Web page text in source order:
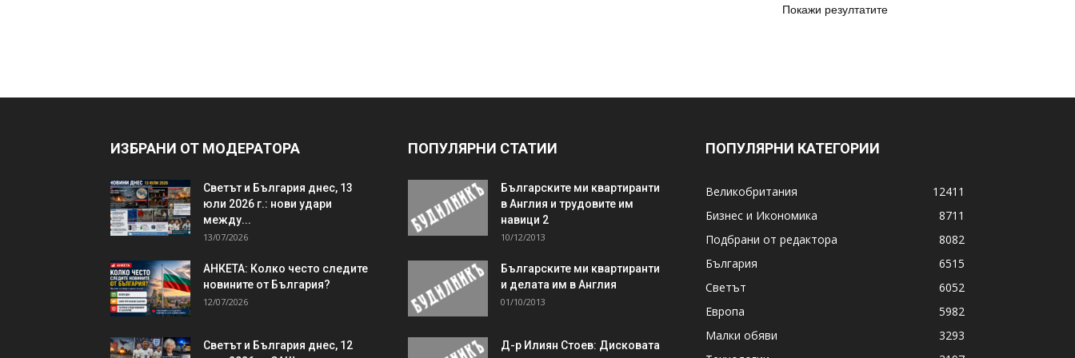
Покажи резултатите
ИЗБРАНИ ОТ МОДЕРАТОРА
Светът и България днес, 13
юли 2026 г.: нови удари
между...
13/07/2026
АНКЕТА: Колко често следите
новините от България?
12/07/2026
Светът и България днес, 12
ПОПУЛЯРНИ СТАТИИ
Българските ми квартиранти
в Англия и трудовите им
навици 2
10/12/2013
Българските ми квартиранти
и делата им в Англия
01/10/2013
Д-р Илиян Стоев: Дисковата
ПОПУЛЯРНИ КАТЕГОРИИ
Великобритания
12411
Бизнес и Икономика
8711
Подбрани от редактора
8082
България
6515
Светът
6052
Европа
5982
Малки обяви
3293